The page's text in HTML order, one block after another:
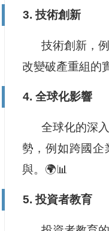
3. 技術創新
技術創新，
改變破產重組的
4. 全球化影響
全球化的深
勢，例如跨國企
與。🌍📊
5. 投資者教育